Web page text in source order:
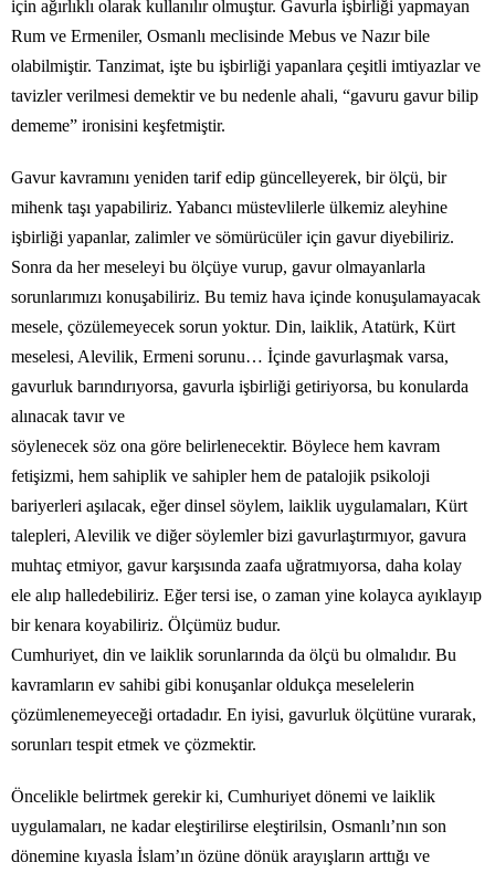
için ağırlıklı olarak kullanılır olmuştur. Gavurla işbirliği yapmayan
Rum ve Ermeniler, Osmanlı meclisinde Mebus ve Nazır bile
olabilmiştir. Tanzimat, işte bu işbirliği yapanlara çeşitli imtiyazlar ve
tavizler verilmesi demektir ve bu nedenle ahali, “gavuru gavur bilip
dememe” ironisini keşfetmiştir.
Gavur kavramını yeniden tarif edip güncelleyerek, bir ölçü, bir
mihenk taşı yapabiliriz. Yabancı müstevlilerle ülkemiz aleyhine
işbirliği yapanlar, zalimler ve sömürücüler için gavur diyebiliriz.
Sonra da her meseleyi bu ölçüye vurup, gavur olmayanlarla
sorunlarımızı konuşabiliriz. Bu temiz hava içinde konuşulamayacak
mesele, çözülemeyecek sorun yoktur. Din, laiklik, Atatürk, Kürt
meselesi, Alevilik, Ermeni sorunu… İçinde gavurlaşmak varsa,
gavurluk barındırıyorsa, gavurla işbirliği getiriyorsa, bu konularda
alınacak tavır ve
söylenecek söz ona göre belirlenecektir. Böylece hem kavram
fetişizmi, hem sahiplik ve sahipler hem de patalojik psikoloji
bariyerleri aşılacak, eğer dinsel söylem, laiklik uygulamaları, Kürt
talepleri, Alevilik ve diğer söylemler bizi gavurlaştırmıyor, gavura
muhtaç etmiyor, gavur karşısında zaafa uğratmıyorsa, daha kolay
ele alıp halledebiliriz. Eğer tersi ise, o zaman yine kolayca ayıklayıp
bir kenara koyabiliriz. Ölçümüz budur.
Cumhuriyet, din ve laiklik sorunlarında da ölçü bu olmalıdır. Bu
kavramların ev sahibi gibi konuşanlar oldukça meselelerin
çözümlenemeyeceği ortadadır. En iyisi, gavurluk ölçütüne vurarak,
sorunları tespit etmek ve çözmektir.
Öncelikle belirtmek gerekir ki, Cumhuriyet dönemi ve laiklik
uygulamaları, ne kadar eleştirilirse eleştirilsin, Osmanlı’nın son
dönemine kıyasla İslam’ın özüne dönük arayışların arttığı ve